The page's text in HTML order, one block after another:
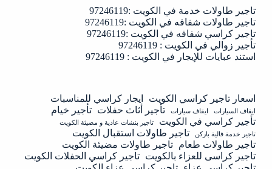
تاجير طاولات خدمة في الكويت :97246119
تاجير طاولات شفافه في الكويت :97246119
تاجير كراسي شفافه في الكويت :97246119
تأجير زوالي في الكويت : 97246119
استند عبايات للإيجار في الكويت : 97246119
اسعار تاجير كراسي الكويت ايجار كراسي للمناسبات
ايقاف السيارات ايقاف سيارات تأجير أثاث حفلات تأجير خيام
تأجير كراسي في الكويت
تاجير بنشات عادية و مضيئة الكويت
تاجير خدمة فالية باركن
تاجير طاولات استقبال الكويت
تاجير طاولات طعام تاجير طاولات مضيئة الكويت
تاجير كراسى للعزاء بالكويت تاجير كراسي الحفلات الكويت